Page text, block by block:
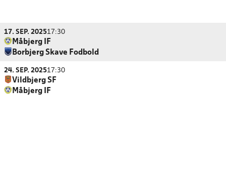
17. SEP. 202517:30
Måbjerg IF
Borbjerg Skave Fodbold
24. SEP. 202517:30
Vildbjerg SF
Måbjerg IF